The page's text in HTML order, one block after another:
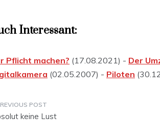
Interessant:
Pflicht machen? (17.08.2021) - Der
(02.05.2007) - Piloten
keine Lust